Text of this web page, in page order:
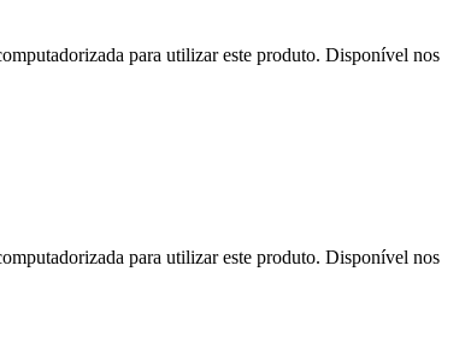
para utilizar este produto. Disponível nos
para utilizar este produto. Disponível nos